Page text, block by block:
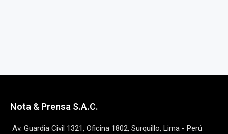
Nota & Prensa S.A.C.
Av. Guardia Civil 1321, Oficina 1802, Surquillo, Lima - Perú